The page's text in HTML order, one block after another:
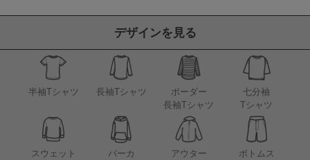
デザインを見る
半袖Tシャツ 長袖Tシャツ
ボーダー
長袖Tシャツ
七分袖
Tシャツ
スウェット パーカ アウター ボトムス